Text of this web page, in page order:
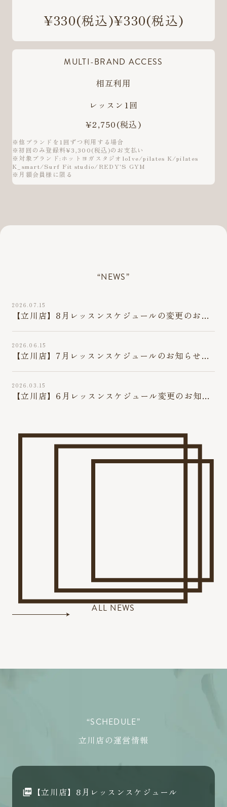
¥330(税込)¥330(税込)
MULTI-BRAND ACCESS
相互利用
レッスン1回
¥2,750(税込)
※他ブランドを1回ずつ利用する場合
※初回のみ登録料¥3,300(税込)のお支払い
※対象ブランド:ホットヨガスタジオloIve/pilates K/pilates
K_smart/Surf Fit studio/REDY'S GYM
※月額会員様に限る
“NEWS”
2026.07.15
【立川店】8月レッスンスケジュールの変更のお知
2026.06.15
【立川店】7月レッスンスケジュールのお知らせ
2026.03.15
【立川店】6月レッスンスケジュール変更のお知ら
ALL NEWS
“SCHEDULE”
立川店の運営情報
【立川店】8月レッスンスケジュール